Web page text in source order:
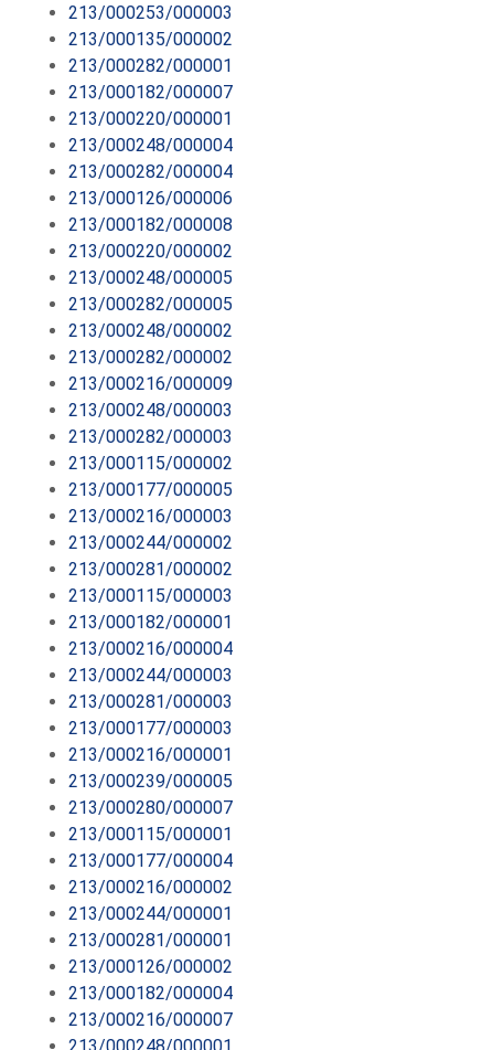
213/000253/000003
213/000135/000002
213/000282/000001
213/000182/000007
213/000220/000001
213/000248/000004
213/000282/000004
213/000126/000006
213/000182/000008
213/000220/000002
213/000248/000005
213/000282/000005
213/000248/000002
213/000282/000002
213/000216/000009
213/000248/000003
213/000282/000003
213/000115/000002
213/000177/000005
213/000216/000003
213/000244/000002
213/000281/000002
213/000115/000003
213/000182/000001
213/000216/000004
213/000244/000003
213/000281/000003
213/000177/000003
213/000216/000001
213/000239/000005
213/000280/000007
213/000115/000001
213/000177/000004
213/000216/000002
213/000244/000001
213/000281/000001
213/000126/000002
213/000182/000004
213/000216/000007
213/000248/000001